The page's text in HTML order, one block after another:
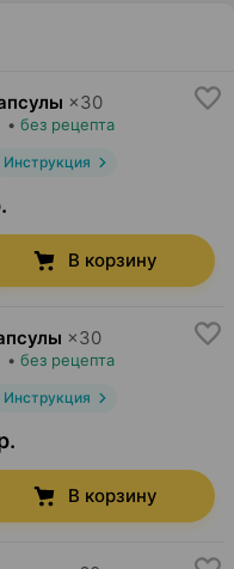
×30
• без рецепта
Инструкция
В корзину
×30
• без рецепта
Инструкция
В корзину